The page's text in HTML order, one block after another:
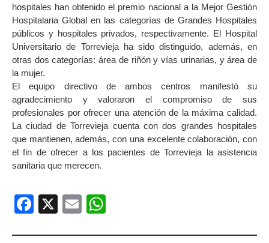
hospitales han obtenido el premio nacional a la Mejor Gestión
Hospitalaria Global en las categorías de Grandes Hospitales
públicos y hospitales privados, respectivamente. El Hospital
Universitario de Torrevieja ha sido distinguido, además, en
otras dos categorías: área de riñón y vías urinarias, y área de
la mujer.
El equipo directivo de ambos centros manifestó su
agradecimiento y valoraron el compromiso de sus
profesionales por ofrecer una atención de la máxima calidad.
La ciudad de Torrevieja cuenta con dos grandes hospitales
que mantienen, además, con una excelente colaboración, con
el fin de ofrecer a los pacientes de Torrevieja la asistencia
sanitaria que merecen.
Facebook
X Email